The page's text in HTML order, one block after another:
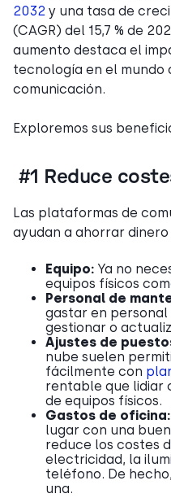
2032 y una tasa de
(CAGR) del 15,7 % de
aumento destaca el
tecnología en el mundo
comunicación.
Exploremos sus
#1 Reduce
Las plataformas de
ayudan a ahorrar dinero
Equipo: Ya no
equipos físicos
Personal de
gastar en
gestionar o
Ajustes de
nube suelen
fácilmente con
rentable que lidiar
de equipos físicos.
Gastos de oficina:
lugar con una
reduce los costes
electricidad, la
teléfono. De
una.